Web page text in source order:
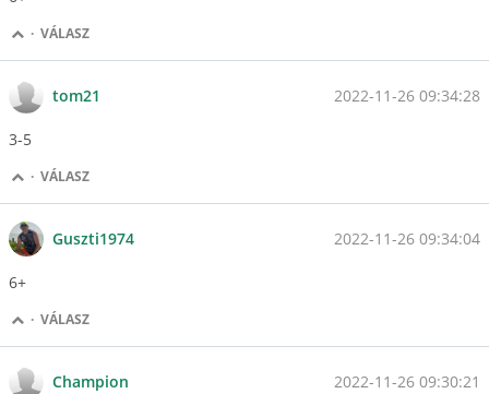
· VÁLASZ
tom21 2022-11-26 09:34:28
3-5
· VÁLASZ
Guszti1974 2022-11-26 09:34:04
6+
· VÁLASZ
Champion 2022-11-26 09:30:21